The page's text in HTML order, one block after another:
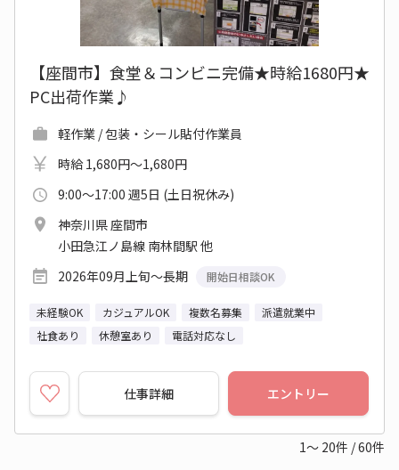
【座間市】食堂＆コンビニ完備★時給1680円★
PC出荷作業♪
軽作業 / 包装・シール貼付作業員
時給 1,680円～1,680円
9:00～17:00 週5日 (土日祝休み)
神奈川県 座間市
小田急江ノ島線 南林間駅 他
2026年09月上旬～長期
開始日相談OK
未経験OK カジュアルOK 複数名募集
派遣就業中
社食あり
休憩室あり 電話対応なし
仕事詳細 エントリー
1～ 20件 /60件